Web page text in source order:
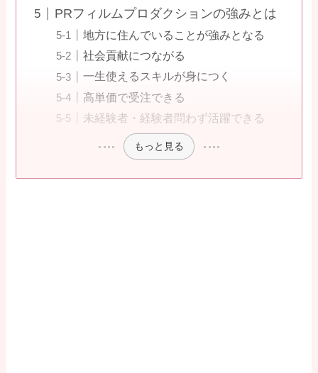
PRフィルムプロダクションの強みとは
地方に住んでいることが強みとなる
社会貢献につながる
一生使えるスキルが身につく
高単価で受注できる
未経験者・経験者問わず活躍できる
もっと見る